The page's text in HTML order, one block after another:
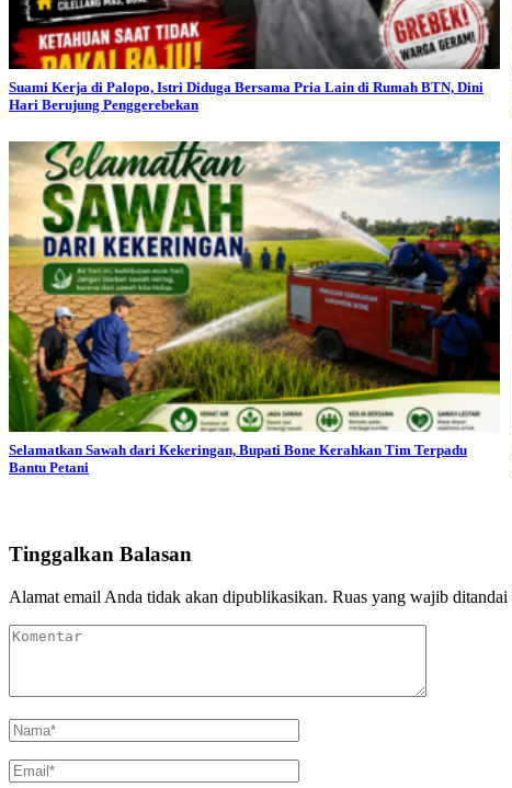
Suami Kerja di Palopo, Istri Diduga Bersama Pria Lain di Rumah BTN, Dini
Hari Berujung Penggerebekan
Selamatkan Sawah dari Kekeringan, Bupati Bone Kerahkan Tim Terpadu
Bantu Petani
Tinggalkan Balasan
Alamat email Anda tidak akan dipublikasikan. Ruas yang wajib ditandai